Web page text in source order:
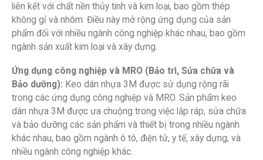
liên kết với chất nền thủy tinh và kim loại, bao gồm thép
không gỉ và nhôm. Điều này mở rộng ứng dụng của sản
phẩm đối với nhiều ngành công nghiệp khác nhau, bao gồm
ngành sản xuất kim loại và xây dựng.
Ứng dụng công nghiệp và MRO (Bảo trì, Sửa chữa và
Bảo dưỡng): Keo dán nhựa 3M được sử dụng rộng rãi
trong các ứng dụng công nghiệp và MRO. Sản phẩm keo
dán nhựa 3M được ưa chuộng trong việc lắp ráp, sửa chữa
và bảo dưỡng các sản phẩm và thiết bị trong nhiều ngành
khác nhau, bao gồm ngành ô tô, điện tử, y tế, xây dựng, và
nhiều ngành công nghiệp khác.